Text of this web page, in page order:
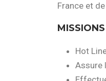
France et
MISSIONS
Hot
Assure